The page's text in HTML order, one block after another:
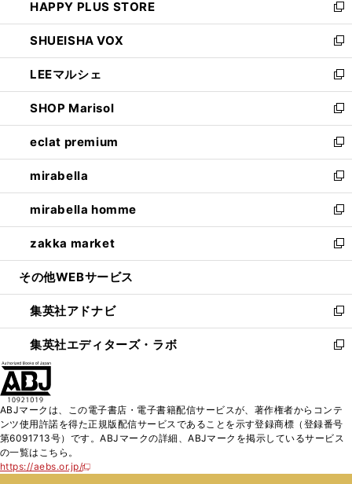
ド
ウ
で
開
く
ィ
ン
ド
ウ
で
開
く
い
ウ
ィ
ン
ド
ウ
で
開
く
HAPPY PLUS STORE
新
し
い
ウ
ィ
ン
ド
ウ
で
開
く
SHUEISHA VOX
新
し
い
ウ
ィ
ン
ド
ウ
で
開
く
LEEマルシェ
新
し
い
ウ
ィ
ン
ド
ウ
で
開
く
SHOP Marisol
新
し
い
ウ
ィ
ン
ド
ウ
で
開
eclat premium
新
し
い
ウ
ィ
ン
ド
ウ
開
く
mirabella
新
し
い
ウ
ィ
ン
ウ
で
開
く
mirabella homme
新
し
い
ウ
ン
ド
ウ
で
zakka market
新
し
ウ
ィ
ン
ド
く
その他WEBサービス
集英社アドナビ
新
し
い
ド
ウ
で
集英社エディターズ・ラボ
新
ィ
ン
ド
ABJマークは、この電子書店・電子書籍配信サービスが、著作権者からコンテ
ンツ使用許諾を得た正規版配信サービスであることを示す登録商標（登録番号
第6091713号）です。ABJマークの詳細、ABJマークを掲示しているサービス
の一覧はこちら。
https://aebs.or.jp/
新